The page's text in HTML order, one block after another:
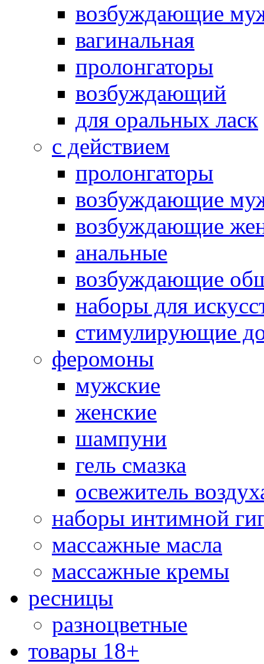
возбуждающие
вагинальная
пролонгаторы
возбуждающий
для оральных ласк
с действием
пролонгаторы
возбуждающие
возбуждающие
анальные
возбуждающие
наборы для
стимулирующие
феромоны
мужские
женские
шампуни
гель смазка
освежитель
наборы интимной
массажные масла
массажные кремы
ресницы
разноцветные
товары 18+